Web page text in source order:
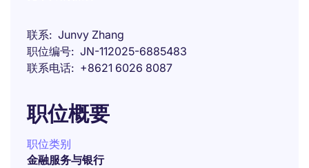
联系
Junvy Zhang
职位编号
JN-112025-6885483
联系电话
+8621 6026 8087
职位概要
职位类别
金融服务与银行